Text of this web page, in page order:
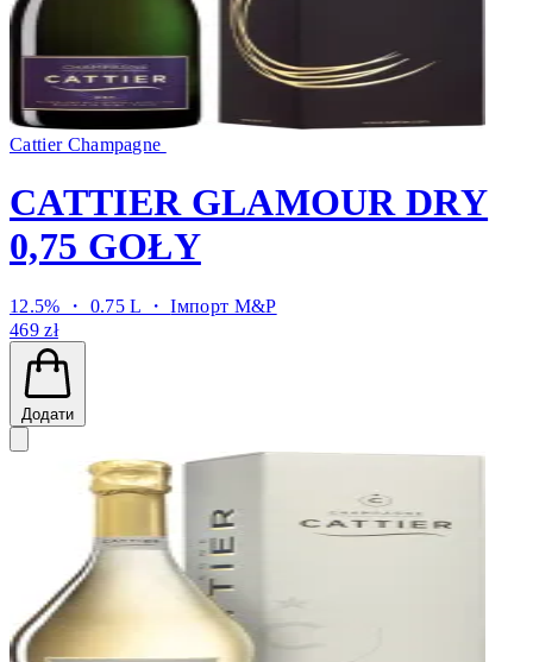
Cattier Champagne
CATTIER GLAMOUR DRY
0,75 GOŁY
12.5% ・ 0.75 L ・Імпорт M&P
469 zł
Додати